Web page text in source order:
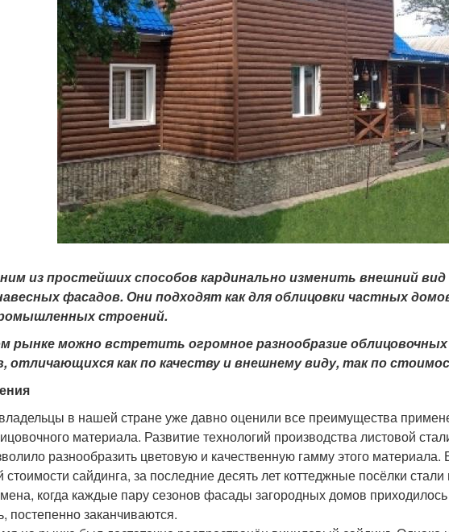
из простейших способов кардинально изменить внешний
фасадов. Они подходят как для облицовки частных
строений.
рынке можно встретить огромное разнообразие
отличающихся как по качеству и внешнему виду, так по
в нашей стране уже давно оценили все преимущества
материала. Развитие технологий производства листовой
разнообразить цветовую и качественную гамму этого материала.
стоимости сайдинга, за последние десять лет коттеджные посёлки
когда каждые пару сезонов фасады загородных домов
постепенно заканчиваются.